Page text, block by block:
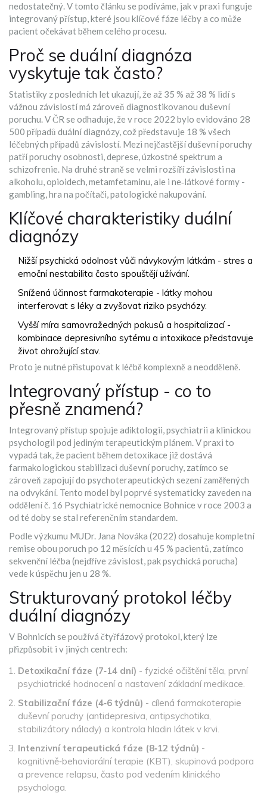
nedostatečný. V tomto článku se podíváme, jak v praxi funguje
integrovaný přístup, které jsou klíčové fáze léčby a co může
pacient očekávat během celého procesu.
Proč se duální diagnóza
vyskytuje tak často?
Statistiky z posledních let ukazují, že až 35 % až 38 % lidí s
vážnou závislostí má zároveň diagnostikovanou duševní
poruchu. V ČR se odhaduje, že v roce 2022 bylo evidováno 28
500 případů duální diagnózy, což představuje 18 % všech
léčebných případů závislostí. Mezi nejčastější duševní poruchy
patří poruchy osobnosti, deprese, úzkostné spektrum a
schizofrenie. Na druhé straně se velmi rozšíří závislosti na
alkoholu, opioidech, metamfetaminu, ale i ne‑látkové formy -
gambling, hra na počítači, patologické nakupování.
Klíčové charakteristiky duální
diagnózy
Nižší psychická odolnost vůči návykovým látkám - stres a
emoční nestabilita často spouštějí užívání.
Snížená účinnost farmakoterapie - látky mohou
interferovat s léky a zvyšovat riziko psychózy.
Vyšší míra samovražedných pokusů a hospitalizací -
kombinace depresivního sytému a intoxikace představuje
život ohrožující stav.
Proto je nutné přistupovat k léčbě komplexně a neodděleně.
Integrovaný přístup - co to
přesně znamená?
Integrovaný přístup spojuje adiktologii, psychiatrii a klinickou
psychologii pod jediným terapeutickým plánem. V praxi to
vypadá tak, že pacient během detoxikace již dostává
farmakologickou stabilizaci duševní poruchy, zatímco se
zároveň zapojují do psychoterapeutických sezení zaměřených
na odvykání. Tento model byl poprvé systematicky zaveden na
oddělení č. 16 Psychiatrické nemocnice Bohnice v roce 2003 a
od té doby se stal referenčním standardem.
Podle výzkumu MUDr. Jana Nováka (2022) dosahuje kompletní
remise obou poruch po 12 měsících u 45 % pacientů, zatímco
sekvenční léčba (nejdříve závislost, pak psychická porucha)
vede k úspěchu jen u 28 %.
Strukturovaný protokol léčby
duální diagnózy
V Bohnicích se používá čtyřfázový protokol, který lze
přizpůsobit i v jiných centrech:
Detoxikační fáze (7‑14 dní) - fyzické očištění těla, první
psychiatrické hodnocení a nastavení základní medikace.
Stabilizační fáze (4‑6 týdnů) - cílená farmakoterapie
duševní poruchy (antidepresiva, antipsychotika,
stabilizátory nálady) a kontrola hladin látek v krvi.
Intenzivní terapeutická fáze (8‑12 týdnů) -
kognitivně‑behaviorální terapie (KBT), skupinová podpora
a prevence relapsu, často pod vedením klinického
psychologa.